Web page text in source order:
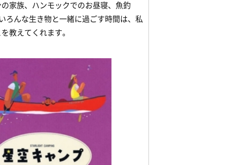
家族、ハンモックでのお昼寝、魚釣
ろんな生き物と一緒に過ごす時間は、私
教えてくれます。